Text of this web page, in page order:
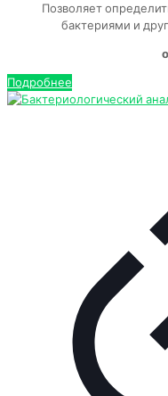
Позволяет
бактериями и
Подробнее